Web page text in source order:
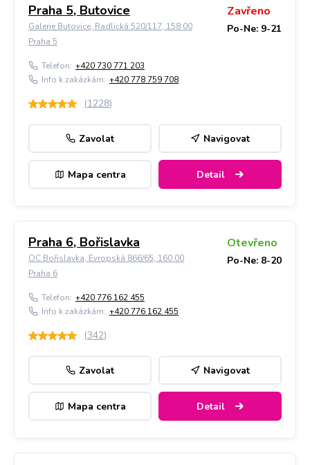
Praha 5, Butovice
Galerie Butovice, Radlická 520/117, 158 00
Praha 5
Zavřeno
Po-Ne: 9-21
Telefon: +420 730 771 203
Info k zakázkám: +420 778 759 708
(1228)
Zavolat Navigovat
Mapa centra Detail
Praha 6, Bořislavka
OC Bořislavka, Evropská 866/65, 160 00
Praha 6
Otevřeno
Po-Ne: 8-20
Telefon: +420 776 162 455
Info k zakázkám: +420 776 162 455
(342)
Zavolat Navigovat
Mapa centra Detail